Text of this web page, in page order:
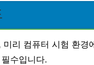
리 컴퓨터 시험 환경
수입니다.